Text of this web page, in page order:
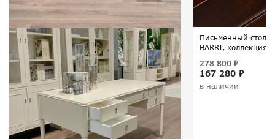
Письменный стол
BARRI, коллекция
167 280 ₽
278 800 ₽
в наличии